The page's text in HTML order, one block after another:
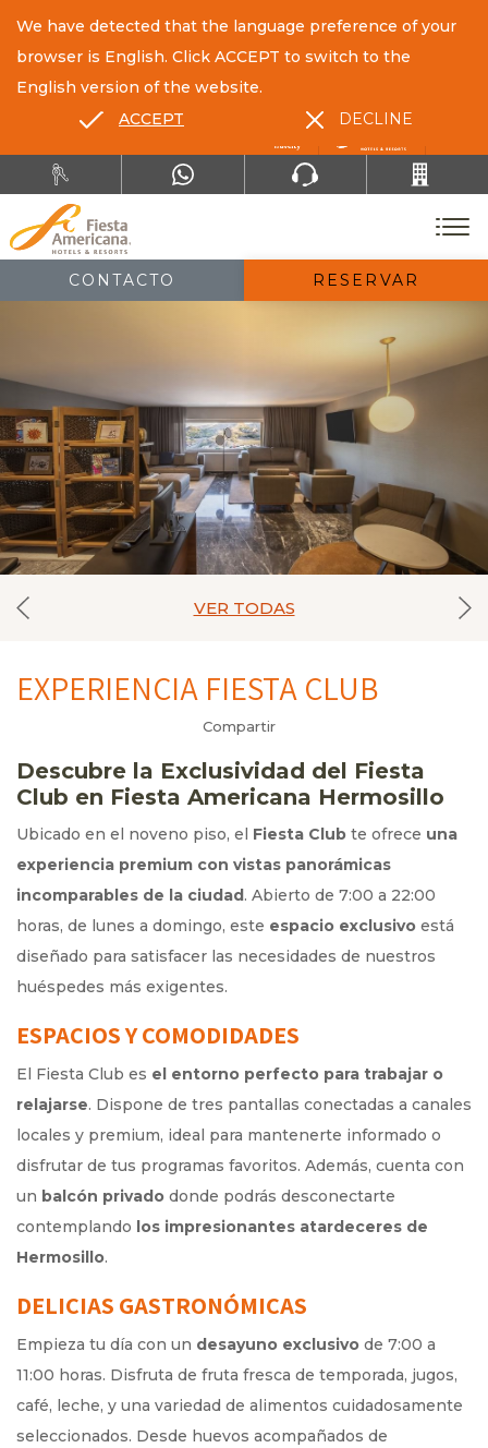
CONTACTO RESERVAR
We have detected that the language preference of your
browser is English. Click ACCEPT to switch to the
English version of the website.
ACCEPT
DECLINE
VER TODAS
EXPERIENCIA FIESTA CLUB
Compartir
Descubre la Exclusividad del Fiesta
Club en Fiesta Americana Hermosillo
Ubicado en el noveno piso, el Fiesta Club te ofrece una
experiencia premium con vistas panorámicas
incomparables de la ciudad. Abierto de 7:00 a 22:00
horas, de lunes a domingo, este espacio exclusivo está
diseñado para satisfacer las necesidades de nuestros
huéspedes más exigentes.
ESPACIOS Y COMODIDADES
El Fiesta Club es el entorno perfecto para trabajar o
relajarse. Dispone de tres pantallas conectadas a canales
locales y premium, ideal para mantenerte informado o
disfrutar de tus programas favoritos. Además, cuenta con
un balcón privado donde podrás desconectarte
contemplando los impresionantes atardeceres de
Hermosillo.
DELICIAS GASTRONÓMICAS
Empieza tu día con un desayuno exclusivo de 7:00 a
11:00 horas. Disfruta de fruta fresca de temporada, jugos,
café, leche, y una variedad de alimentos cuidadosamente
seleccionados. Desde huevos acompañados de